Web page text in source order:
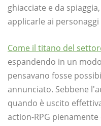
ghiacciate e da
applicarle ai
Come il titano del
espandendo in un
pensavano fosse
annunciato. Sebbene
quando è uscito
action-RPG